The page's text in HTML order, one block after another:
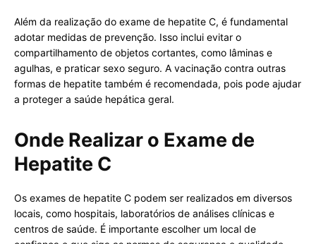
Além da realização do exame de hepatite C, é fundamental
adotar medidas de prevenção. Isso inclui evitar o
compartilhamento de objetos cortantes, como lâminas e
agulhas, e praticar sexo seguro. A vacinação contra outras
formas de hepatite também é recomendada, pois pode ajudar
a proteger a saúde hepática geral.
Onde Realizar o Exame de
Hepatite C
Os exames de hepatite C podem ser realizados em diversos
locais, como hospitais, laboratórios de análises clínicas e
centros de saúde. É importante escolher um local de